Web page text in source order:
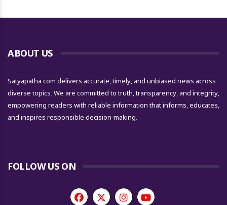
ABOUT US
Satyapatha.com delivers accurate, timely, and unbiased news across
diverse topics. We are committed to truth, transparency, and integrity,
empowering readers with reliable information that informs, educates,
and inspires responsible decision-making.
FOLLOW US ON